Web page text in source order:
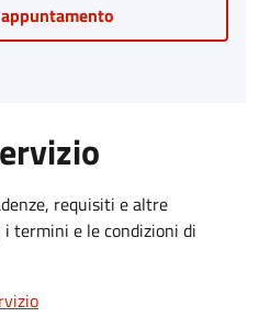
requisiti e altre
termini e le condizioni di